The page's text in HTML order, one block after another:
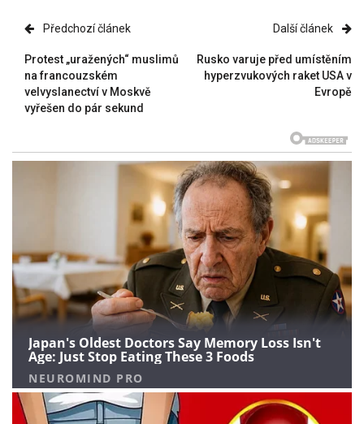
Předchozí článek
Protest „uražených“ muslimů
na francouzském
velvyslanectví v Moskvě
vyřešen do pár sekund
Další článek
Rusko varuje před umístěním
hyperzvukových raket USA v
Evropě